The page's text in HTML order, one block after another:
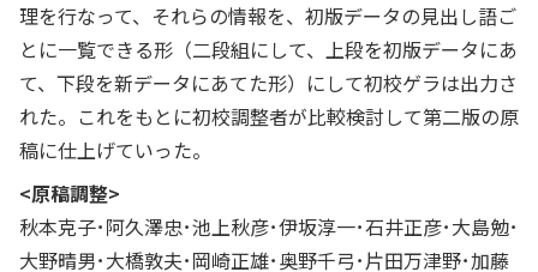
理を行なって、それらの情報を、初版データの見出し語ご
とに一覧できる形（二段組にして、上段を初版データにあ
て、下段を新データにあてた形）にして初校ゲラは出力さ
れた。これをもとに初校調整者が比較検討して第二版の原
稿に仕上げていった。
<原稿調整>
秋本克子･阿久澤忠･池上秋彦･伊坂淳一･石井正彦･大島勉･
大野晴男･大橋敦夫･岡崎正雄･奥野千弓･片田万津野･加藤